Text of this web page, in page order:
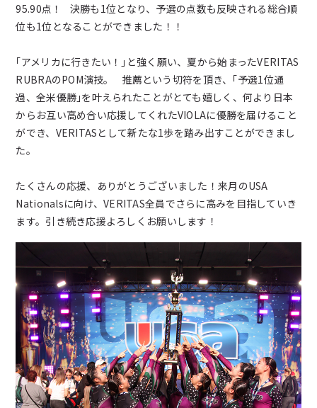
95.90点！ 決勝も1位となり、予選の点数も反映される総合順
位も1位となることができました！！
｢アメリカに行きたい！｣と強く願い、夏から始まったVERITAS
RUBRAのPOM演技。 推薦という切符を頂き、｢予選1位通
過、全米優勝｣を叶えられたことがとても嬉しく、何より日本
からお互い高め合い応援してくれたVIOLAに優勝を届けること
ができ、VERITASとして新たな1歩を踏み出すことができまし
た。
たくさんの応援、ありがとうございました！来月のUSA
Nationalsに向け、VERITAS全員でさらに高みを目指していき
ます。引き続き応援よろしくお願いします！